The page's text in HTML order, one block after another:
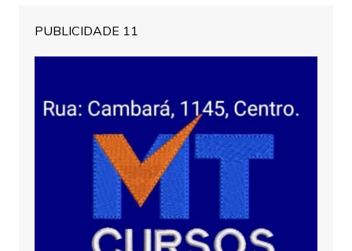
PUBLICIDADE 11